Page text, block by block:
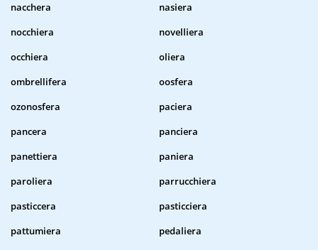
nacchera
nasiera
nocchiera
novelliera
occhiera
oliera
ombrellifera
oosfera
ozonosfera
paciera
pancera
panciera
panettiera
paniera
paroliera
parrucchiera
pasticcera
pasticciera
pattumiera
pedaliera